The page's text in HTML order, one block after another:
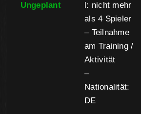
Ungeplant
l: nicht mehr
als 4 Spieler
– Teilnahme
am Training /
Aktivität
–
Nationalität:
DE